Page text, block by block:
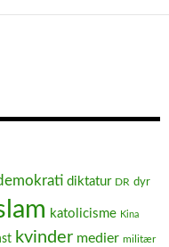
diktatur DR dyr
katolicisme Kina
kvinder medier militær